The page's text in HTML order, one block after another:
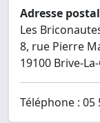
Adresse
Les
8, rue Pierre
19100 Brive-
Téléphone : 05